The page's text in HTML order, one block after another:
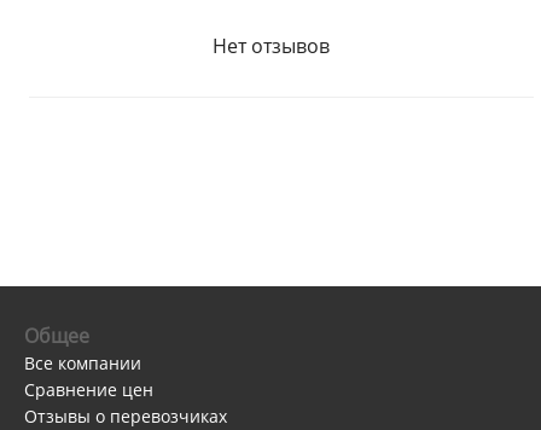
Нет отзывов
Общее
Все компании
Сравнение цен
Отзывы о перевозчиках